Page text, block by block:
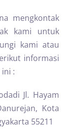
mengkontak
kami untuk
kami atau
informasi
:
Jl. Hayam
Kota
55211